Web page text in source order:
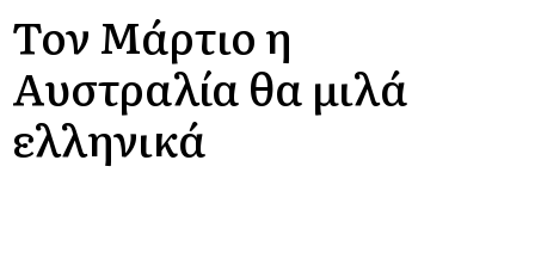
Τον Μάρτιο η
Αυστραλία θα μιλά
ελληνικά